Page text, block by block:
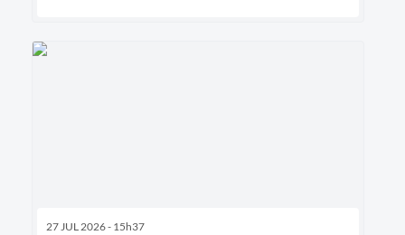
27 JUL 2026 - 15h37